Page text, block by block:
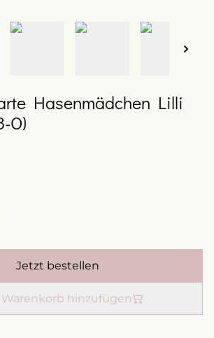
Hasenmädchen Lilli
O)
Jetzt bestellen
hinzufügen